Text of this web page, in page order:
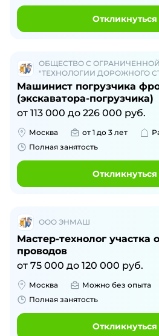
Откликнуться
ОБЩЕСТВО С
"ТЕХНОЛОГИИ ДОРОЖНОГО
Машинист погрузчика
(экскаватора-погрузчика)
от 113 000 до 226 000 руб.
Москва от 1 до 3 лет
Полная занятость
Откликнуться
ООО ЭНМАШ
Мастер-технолог участка
проводов
от 75 000 до 120 000 руб.
Москва Можно без опыта
Полная занятость
Откликнуться